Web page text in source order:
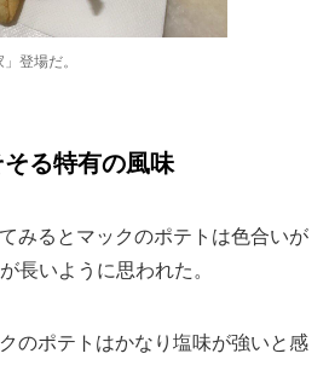
登場だ。
る特有の風味
みるとマックのポテトは色合いが
長いように思われた。
のポテトはかなり塩味が強いと感